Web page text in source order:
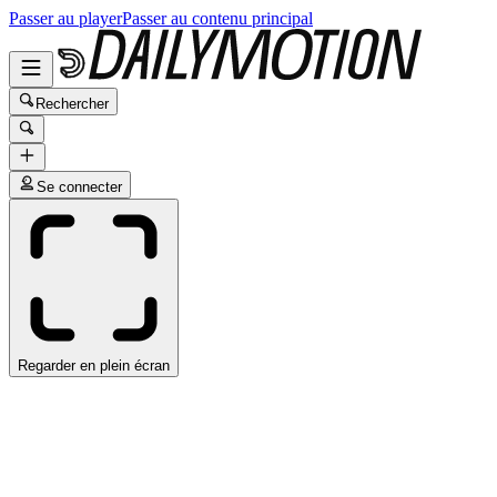
Passer au playerPasser au contenu principal
Rechercher
Se connecter
Regarder en plein écran